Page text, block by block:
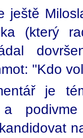
ještě
(který
"Kdo
je
a